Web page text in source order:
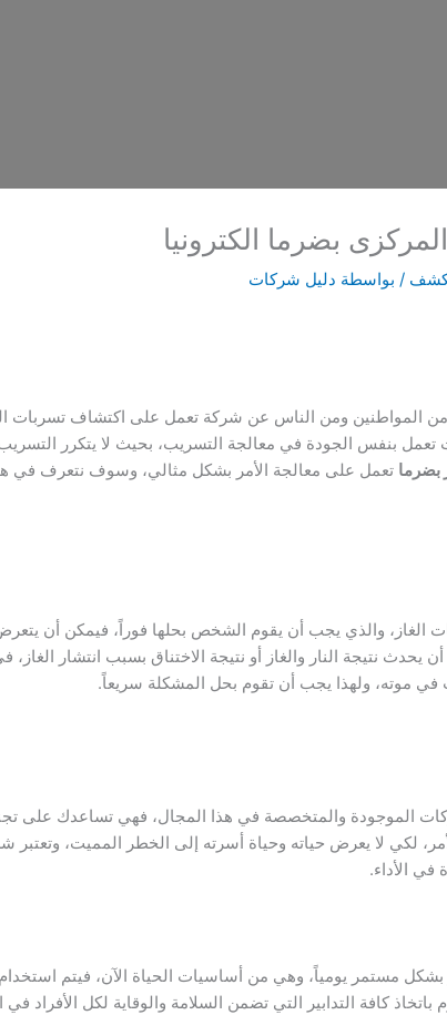
بضرما الكترونيا
/ بواسطة دليل شركات
من المواطنين ومن الناس عن شركة تعمل على اكتشاف تسربات
بنفس الجودة في معالجة التسريب، بحيث لا يتكرر
بضرما تعمل على معالجة الأمر بشكل مثالي، وسوف نتعرف في
الغاز، والذي يجب أن يقوم الشخص بحلها فوراً، فيمكن أن
نتيجة النار والغاز أو نتيجة الاختناق بسبب انتشار الغاز،
موته، ولهذا يجب أن تقوم بحل المشكلة سريعاً.
الموجودة والمتخصصة في هذا المجال، فهي تساعدك على
لكي لا يعرض حياته وحياة أسرته إلى الخطر المميت، وتعتبر
في الأداء.
بشكل مستمر يومياً، وهي من أساسيات الحياة الآن، فيتم
باتخاذ كافة التدابير التي تضمن السلامة والوقاية لكل